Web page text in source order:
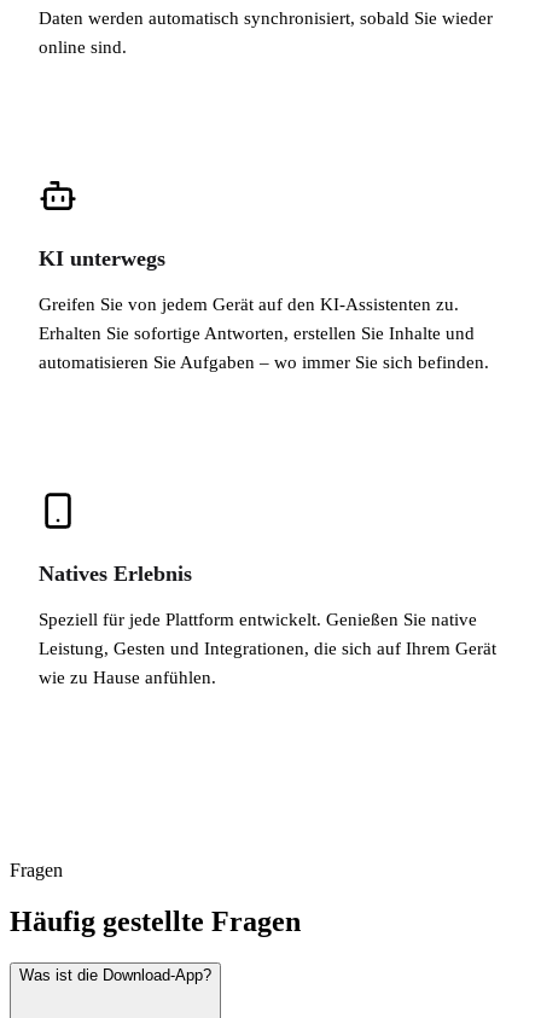
Daten werden automatisch synchronisiert, sobald Sie wieder
online sind.
KI unterwegs
Greifen Sie von jedem Gerät auf den KI-Assistenten zu.
Erhalten Sie sofortige Antworten, erstellen Sie Inhalte und
automatisieren Sie Aufgaben – wo immer Sie sich befinden.
Natives Erlebnis
Speziell für jede Plattform entwickelt. Genießen Sie native
Leistung, Gesten und Integrationen, die sich auf Ihrem Gerät
wie zu Hause anfühlen.
Fragen
Häufig gestellte Fragen
Was ist die Download-App?